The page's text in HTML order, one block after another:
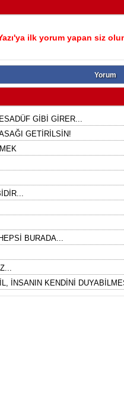
ilk yorum yapan siz
Yorum
GİBİ GİRER...
GETİRİLSİN!
BURADA...
İNSANIN KENDİNİ